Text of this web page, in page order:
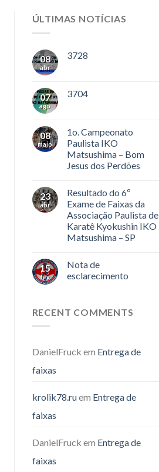
ÚLTIMAS NOTÍCIAS
08
abr
3728
07
ago
3704
08
maio
1o. Campeonato
Paulista IKO
Matsushima – Bom
Jesus dos Perdões
23
abr
Resultado do 6º
Exame de Faixas da
Associação Paulista de
Karatê Kyokushin IKO
Matsushima – SP
15
fev
Nota de
esclarecimento
RECENT COMMENTS
DanielFruck em Entrega de
faixas
krolik78.ruem Entrega de
faixas
DanielFruck em Entrega de
faixas